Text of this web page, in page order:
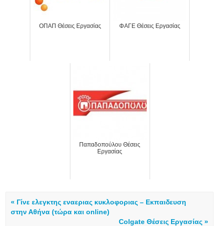
ΟΠΑΠ Θέσεις Εργασίας ΦΑΓΕ Θέσεις Εργασίας
Παπαδοπούλου Θέσεις
Εργασίας
« Γίνε ελεγκτης εναεριας κυκλοφοριας – Εκπαιδευση
στην Αθήνα (τώρα και online)
Colgate Θέσεις Εργασίας »